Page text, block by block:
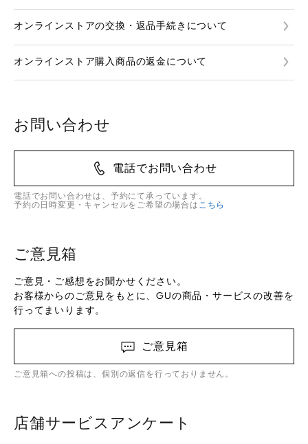
オンラインストアの交換・返品手続きについて
オンラインストア購入商品の返金について
お問い合わせ
電話でお問い合わせ
電話でお問い合わせは、予約にて承っています。
予約の日時変更・キャンセルをご希望の場合は こちら
ご意見箱
ご意見・ご感想をお聞かせください。
お客様からのご意見をもとに、GUの商品・サービスの改善を
行ってまいります。
ご意見箱
ご意見箱への投稿は、個別の返信を行っておりません。
店舗サービスアンケート